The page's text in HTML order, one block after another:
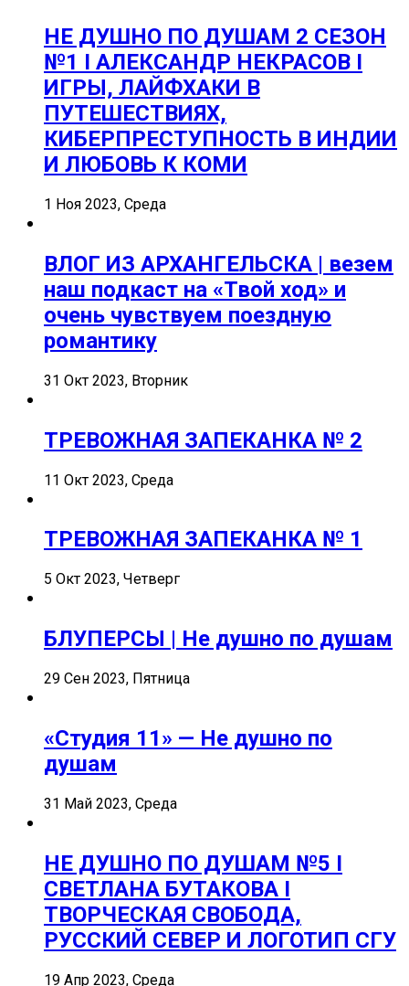
НЕ ДУШНО ПО ДУШАМ 2 СЕЗОН
№1 I АЛЕКСАНДР НЕКРАСОВ I
ИГРЫ, ЛАЙФХАКИ В
ПУТЕШЕСТВИЯХ,
КИБЕРПРЕСТУПНОСТЬ В ИНДИИ
И ЛЮБОВЬ К КОМИ
1 Ноя 2023, Среда
ВЛОГ ИЗ АРХАНГЕЛЬСКА | везем
наш подкаст на «Твой ход» и
очень чувствуем поездную
романтику
31 Окт 2023, Вторник
ТРЕВОЖНАЯ ЗАПЕКАНКА № 2
11 Окт 2023, Среда
ТРЕВОЖНАЯ ЗАПЕКАНКА № 1
5 Окт 2023, Четверг
БЛУПЕРСЫ | Не душно по душам
29 Сен 2023, Пятница
«Студия 11» — Не душно по
душам
31 Май 2023, Среда
НЕ ДУШНО ПО ДУШАМ №5 I
СВЕТЛАНА БУТАКОВА I
ТВОРЧЕСКАЯ СВОБОДА,
РУССКИЙ СЕВЕР И ЛОГОТИП СГУ
19 Апр 2023, Среда